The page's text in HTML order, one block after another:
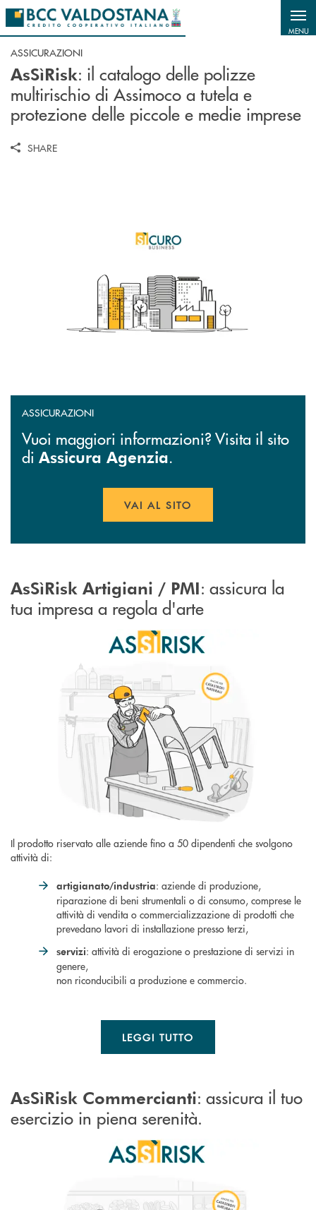
Salta al contenuto principale
MENU
ASSICURAZIONI
AsSìRisk: il catalogo delle polizze
multirischio di Assimoco a tutela e
protezione delle piccole e medie imprese
SHARE
ASSICURAZIONI
Vuoi maggiori informazioni? Visita il sito
di Assicura Agenzia.
VAI AL SITO
AsSìRisk Artigiani / PMI: assicura la
tua impresa a regola d'arte
Il prodotto riservato alle aziende fino a 50 dipendenti che svolgono
attività di:
artigianato/industria: aziende di produzione,
riparazione di beni strumentali o di consumo, comprese le
attività di vendita o commercializzazione di prodotti che
prevedano lavori di installazione presso terzi,
servizi: attività di erogazione o prestazione di servizi in
genere,
non riconducibili a produzione e commercio.
LEGGI TUTTO
AsSìRisk Commercianti: assicura il tuo
esercizio in piena serenità.